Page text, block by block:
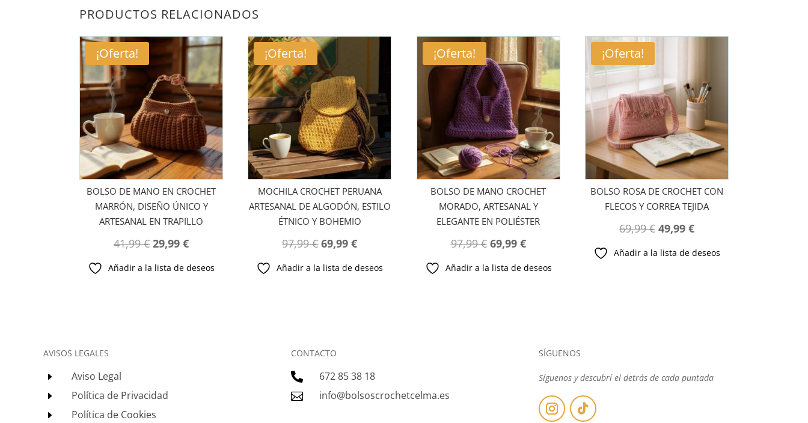
PRODUCTOS RELACIONADOS
¡Oferta!
BOLSO DE MANO EN CROCHET
MARRÓN, DISEÑO ÚNICO Y
ARTESANAL EN TRAPILLO
41,99€ El
precio
29,99€El
precio
Añadir a la lista de deseos
¡Oferta!
MOCHILA CROCHET PERUANA
ARTESANAL DE ALGODÓN, ESTILO
ÉTNICO Y BOHEMIO
97,99€El
precio
69,99€El
precio
Añadir a la lista de deseos
¡Oferta!
BOLSO DE MANO CROCHET
MORADO, ARTESANAL Y
ELEGANTE EN POLIÉSTER
97,99€ El
precio
69,99 €El
precio
Añadir a la lista de deseos
¡Oferta!
BOLSO ROSA DE CROCHET CON
FLECOS Y CORREA TEJIDA
69,99€ El
precio
49,99 €El
precio
Añadir a la lista de deseos
AVISOS LEGALES
E Aviso Legal
E Política de Privacidad
E Política de Cookies
CONTACTO
 672 85 38 18
 info@bolsoscrochetcelma.es
SÍGUENOS
Síguenos y descubrí el detrás de cada puntada